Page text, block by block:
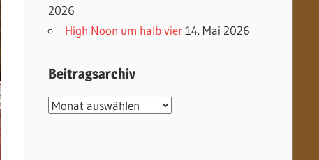
2026
High Noon um halb vier 14. Mai 2026
Beitragsarchiv
Beitragsarchiv